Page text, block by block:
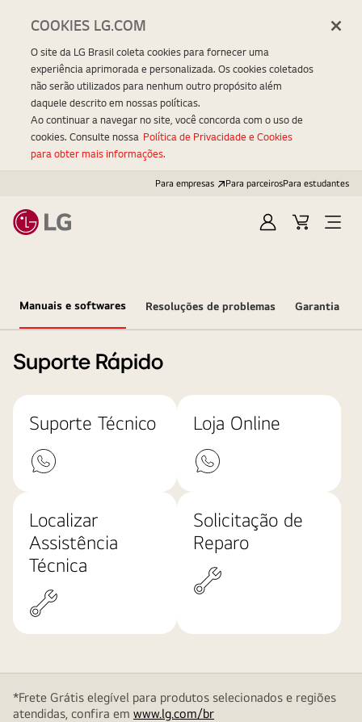
Para empresas Para parceirosPara estudantes
EntrarCarrinhoOpen
Manuais e softwares Resoluções de problemas Garantia
Suporte Rápido
Suporte Técnico Loja Online
Localizar
Assistência
Técnica
Solicitação de
Reparo
*Frete Grátis elegível para produtos selecionados e regiões
atendidas, confira em www.lg.com/br
COOKIES LG.COM
O site da LG Brasil coleta cookies para fornecer uma
experiência aprimorada e personalizada. Os cookies coletados
não serão utilizados para nenhum outro propósito além
daquele descrito em nossas políticas.
Ao continuar a navegar no site, você concorda com o uso de
cookies. Consulte nossa Política de Privacidade e Cookies
para obter mais informações.